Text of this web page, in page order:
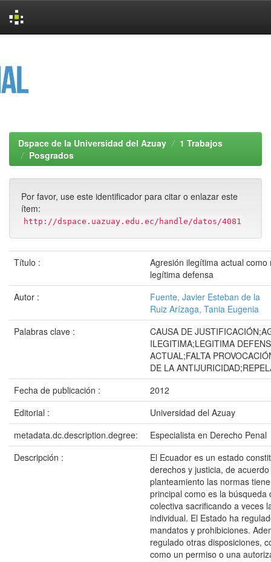
Dspace de la Universidad del Azuay
1 Trabajos
Posgrados
Por favor, use este identificador para citar o enlazar este
ítem:
http://dspace.uazuay.edu.ec/handle/datos/4081
Título :
Agresión ilegítima actual como
legítima defensa
Autor :
Fuente, Javier Esteban de la
Ruiz Arízaga, Tania Eugenia
Palabras clave :
CAUSA DE
ILEGITIMA;LEGITIMA
ACTUAL;FALTA
DE LA
Fecha de publicación :
2012
Editorial :
Universidad del Azuay
metadata.dc.description.degree:
Especialista en Derecho Penal
Descripción :
El Ecuador es un estado
derechos y justicia, de
planteamiento las normas
principal como es la búsqueda
colectiva sacrificando a veces
individual. El Estado ha
mandatos y prohibiciones.
regulado otras disposiciones,
como un permiso o una